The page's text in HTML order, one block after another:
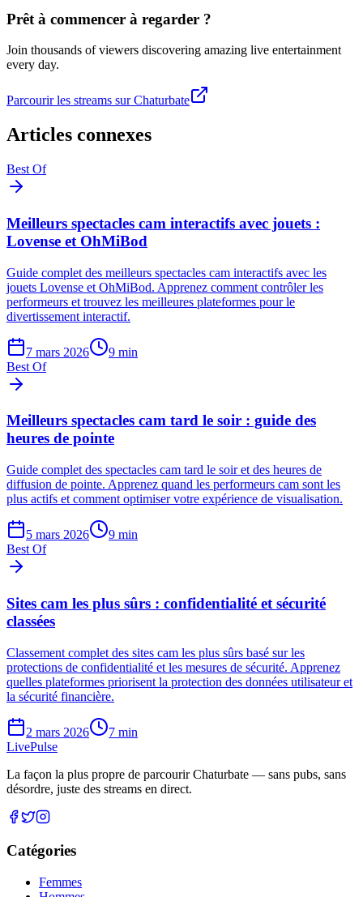
Prêt à commencer à regarder ?
Join thousands of viewers discovering amazing live entertainment
every day.
Parcourir les streams sur Chaturbate
Articles connexes
Best Of
Meilleurs spectacles cam interactifs avec jouets :
Lovense et OhMiBod
Guide complet des meilleurs spectacles cam interactifs avec les
jouets Lovense et OhMiBod. Apprenez comment contrôler les
performeurs et trouvez les meilleures plateformes pour le
divertissement interactif.
7 mars 2026 9 min
Best Of
Meilleurs spectacles cam tard le soir : guide des
heures de pointe
Guide complet des spectacles cam tard le soir et des heures de
diffusion de pointe. Apprenez quand les performeurs cam sont les
plus actifs et comment optimiser votre expérience de visualisation.
5 mars 2026 9 min
Best Of
Sites cam les plus sûrs : confidentialité et sécurité
classées
Classement complet des sites cam les plus sûrs basé sur les
protections de confidentialité et les mesures de sécurité. Apprenez
quelles plateformes priorisent la protection des données utilisateur et
la sécurité financière.
2 mars 2026 7 min
LivePulse
La façon la plus propre de parcourir Chaturbate — sans pubs, sans
désordre, juste des streams en direct.
Catégories
Femmes